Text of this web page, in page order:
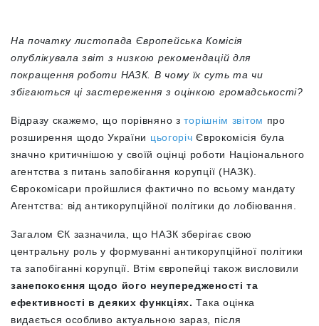
На початку листопада Європейська Комісія
опублікувала звіт з низкою рекомендацій для
покращення роботи НАЗК. В чому їх суть та чи
збігаються ці застереження з оцінкою громадськості?
Відразу скажемо, що порівняно зторішнім звітом про
розширення щодо України цьогоріч Єврокомісія була
значно критичнішою у своїй оцінці роботи Національного
агентства з питань запобігання корупції (НАЗК).
Єврокомісари пройшлися фактично по всьому мандату
Агентства: від антикорупційної політики до лобіювання.
Загалом ЄК зазначила, що НАЗК зберігає свою
центральну роль у формуванні антикорупційної політики
та запобіганні корупції. Втім європейці також висловили
занепокоєння щодо його неупередженості та
ефективності в деяких функціях. Така оцінка
видається особливо актуальною зараз, після